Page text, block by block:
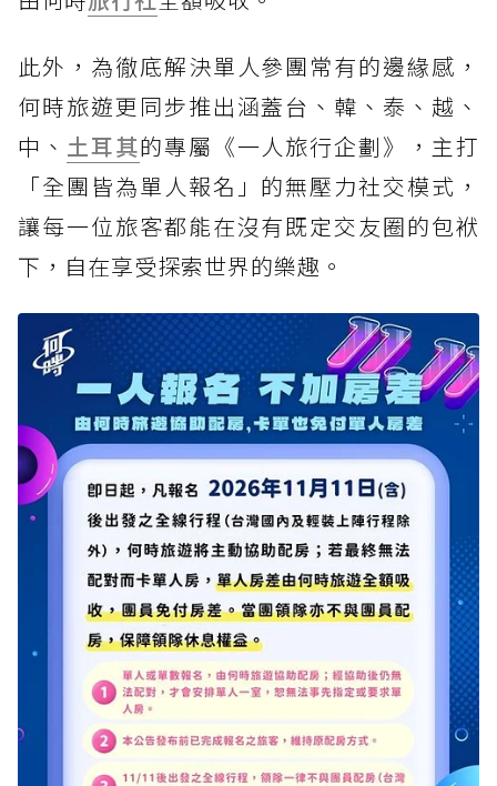
此外，為徹底解決單人參團常有的邊緣感，
何時旅遊更同步推出涵蓋台、韓、泰、越、
中、 土耳其的專屬《一人旅行企劃》，主打
「全團皆為單人報名」的無壓力社交模式，
讓每一位旅客都能在沒有既定交友圈的包袱
下，自在享受探索世界的樂趣。